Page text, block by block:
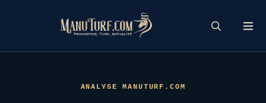
ANALYSE MANUTURF.COM